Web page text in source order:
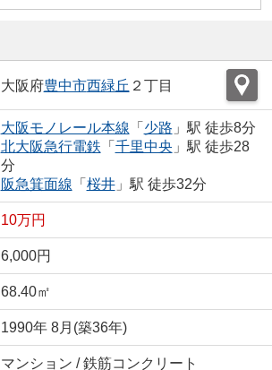
大阪府豊中市西緑丘 ２丁目
大阪モノレール本線 「 少路 」駅 徒歩8分
北大阪急行電鉄 「 千里中央 」駅 徒歩28
分
阪急箕面線 「 桜井」駅 徒歩32分
10万円
6,000円
68.40㎡
1990年 8月(築36年)
マンション / 鉄筋コンクリート